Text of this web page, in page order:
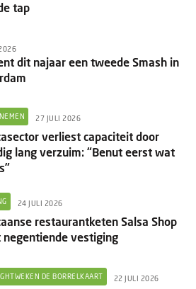
tap
dit najaar een tweede Smash in
27 JULI 2026
verliest capaciteit door
lang verzuim: “Benut eerst wat
24 JULI 2026
restaurantketen Salsa Shop
negentiende vestiging
DE BORRELKAART 22 JULI 2026